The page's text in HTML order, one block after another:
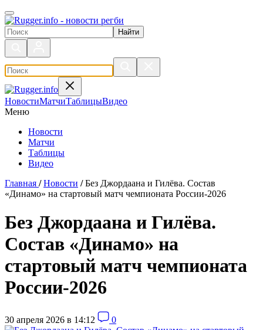
Поиск по сайту
НовостиМатчиТаблицыВидео
Меню
Новости
Матчи
Таблицы
Видео
Главная / Новости / Без Джордаана и Гилёва. Состав
«Динамо» на стартовый матч чемпионата России-2026
Без Джордаана и Гилёва.
Состав «Динамо» на
стартовый матч чемпионата
России-2026
30 апреля 2026 в 14:12 0